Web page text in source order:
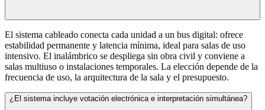
El sistema cableado conecta cada unidad a un bus digital: ofrece
estabilidad permanente y latencia mínima, ideal para salas de uso
intensivo. El inalámbrico se despliega sin obra civil y conviene a
salas multiuso o instalaciones temporales. La elección depende de la
frecuencia de uso, la arquitectura de la sala y el presupuesto.
¿El sistema incluye votación electrónica e interpretación simultánea?